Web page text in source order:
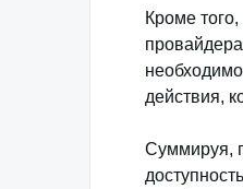
Кроме
действия,
Суммируя,